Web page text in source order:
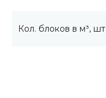
Кол. блоков в м³, шт